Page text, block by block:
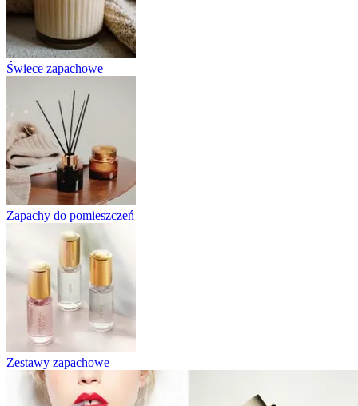
Świece zapachowe
Zapachy do pomieszczeń
Zestawy zapachowe